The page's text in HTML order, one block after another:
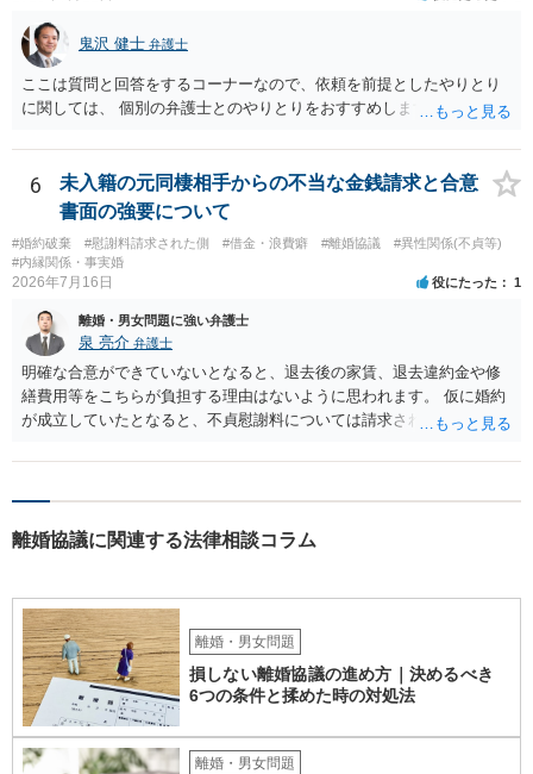
鬼沢 健士 弁護士
ここは質問と回答をするコーナーなので、依頼を前提としたやりとり
に関しては、 個別の弁護士とのやりとりをおすすめします。
6
未入籍の元同棲相手からの不当な金銭請求と合意
書面の強要について
#婚約破棄 #慰謝料請求された側 #借金・浪費癖 #離婚協議
#異性関係(不貞等)
#内縁関係・事実婚
2026年7月16日 役にたった 1
離婚・男女問題に強い弁護士
泉 亮介 弁護士
明確な合意ができていないとなると、退去後の家賃、退去違約金や修
繕費用等をこちらが負担する理由はないように思われます。 仮に婚約
が成立していたとなると、不貞慰謝料については請求される可能性が
れば早めに弁護士に相談し、弁護士から回答をさせると良いでしょ
離婚協議に関連する法律相談コラム
離婚・男女問題
損しない離婚協議の進め方｜決めるべき
6つの条件と揉めた時の対処法
離婚・男女問題